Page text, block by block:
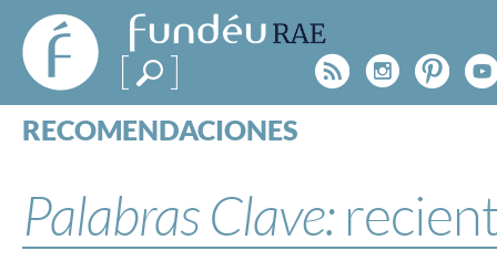
FundéuRAE
- Fundación
del Español
Urgente
Rss
RECOMENDACIONES
ESPECIALES
BLOG
Palabras Clave: